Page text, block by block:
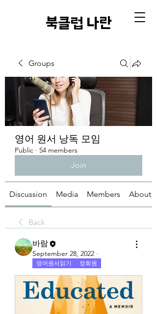
​북클럽 나란
Groups
영어 원서 낭독 모임
Public · 54 members
Join
Discussion Media Members About
Back
바람
September 28, 2022 ·
영어원서읽기 정회원